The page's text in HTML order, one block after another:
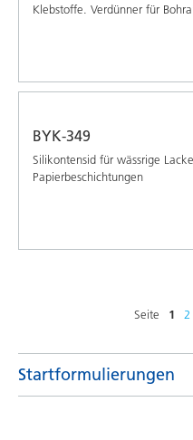
Klebstoffe. Verdünner für
BYK-349
Silikontensid für wässrige
Papierbeschichtungen
Seite 1 2
Startformulierungen